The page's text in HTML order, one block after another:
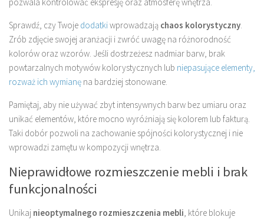
Sprawdź, czy Twoje dodatkiwprowadzają chaos kolorystyczny
Zrób zdjęcie swojej aranżacji i zwróć uwagę na różnorodność
kolorów oraz wzorów. Jeśli dostrzeżesz nadmiar barw, brak
powtarzalnych motywów kolorystycznych lub niepasujące elementy,
rozważ ich wymianę na bardziej stonowane.
Pamiętaj, aby nie używać zbyt intensywnych barw bez umiaru oraz
unikać elementów, które mocno wyróżniają się kolorem lub fakturą.
Taki dobór pozwoli na zachowanie spójności kolorystycznej i nie
wprowadzi zamętu w kompozycji wnętrza.
Nieprawidłowe rozmieszczenie mebli i brak
funkcjonalności
Unikaj nieoptymalnego rozmieszczenia mebli , które blokuje